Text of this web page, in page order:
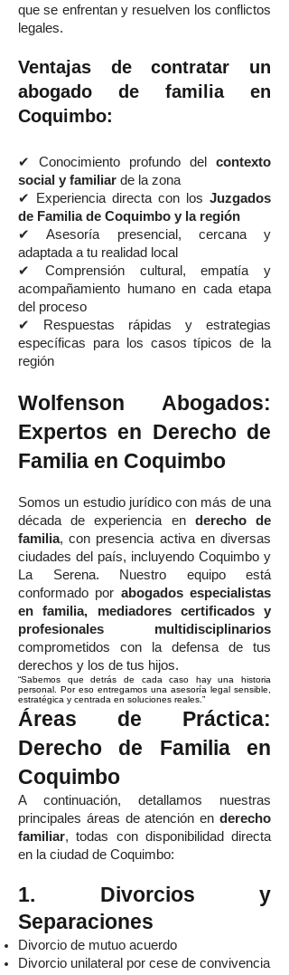
que se enfrentan y resuelven los conflictos
legales.
Ventajas de contratar un
abogado de familia en
Coquimbo:
✔ Conocimiento profundo del contexto
social y familiar de la zona
✔ Experiencia directa con los Juzgados
de Familia de Coquimbo y la región
✔ Asesoría presencial, cercana y
adaptada a tu realidad local
✔ Comprensión cultural, empatía y
acompañamiento humano en cada etapa
del proceso
✔ Respuestas rápidas y estrategias
específicas para los casos típicos de la
región
Wolfenson Abogados:
Expertos en Derecho de
Familia en Coquimbo
Somos un estudio jurídico con más de una
década de experiencia en derecho de
familia, con presencia activa en diversas
ciudades del país, incluyendo Coquimbo y
La Serena. Nuestro equipo está
conformado por abogados especialistas
en familia, mediadores certificados y
profesionales multidisciplinarios
comprometidos con la defensa de tus
derechos y los de tus hijos.
“Sabemos que detrás de cada caso hay una historia
personal. Por eso entregamos una asesoría legal sensible,
estratégica y centrada en soluciones reales.”
Áreas de Práctica:
Derecho de Familia en
Coquimbo
A continuación, detallamos nuestras
principales áreas de atención en derecho
familiar, todas con disponibilidad directa
en la ciudad de Coquimbo:
1. Divorcios y
Separaciones
Divorcio de mutuo acuerdo
Divorcio unilateral por cese de convivencia